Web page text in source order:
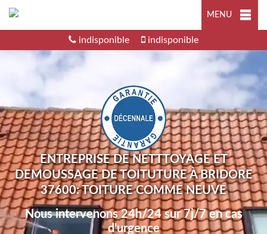
MENU
indisponible indisponible
ENTREPRISE DE NETTTOYAGE ET
DEMOUSSAGE DE TOITUTURE À BRIDORE
37600: TOITURE COMME NEUVE
Nous intervenons 24h/24 sur 7j/7 en cas
d'urgence